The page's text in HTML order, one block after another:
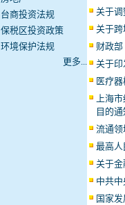
台商投资法规
保税区投资政策
环境保护法规
更多...
关于调
关于跨
财政
关于印
医疗
上海
目的通
流通领
最高人
关于金
中共中
国家